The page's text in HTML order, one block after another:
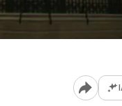
Abrir